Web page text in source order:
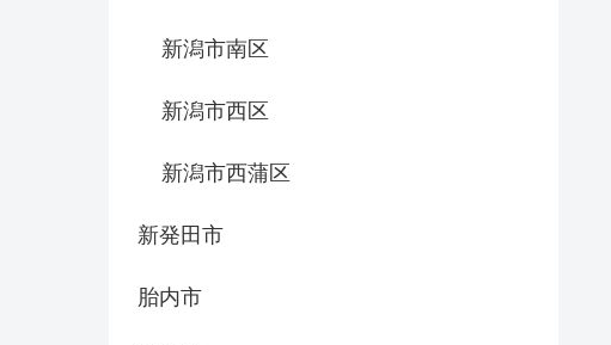
新潟市南区
新潟市西区
新潟市西蒲区
新発田市
胎内市